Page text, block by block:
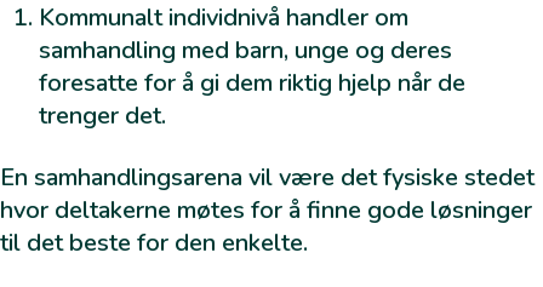
Kommunalt individnivå handler om
samhandling med barn, unge og deres
foresatte for å gi dem riktig hjelp når de
trenger det.
En samhandlingsarena vil være det fysiske stedet
hvor deltakerne møtes for å finne gode løsninger
til det beste for den enkelte.